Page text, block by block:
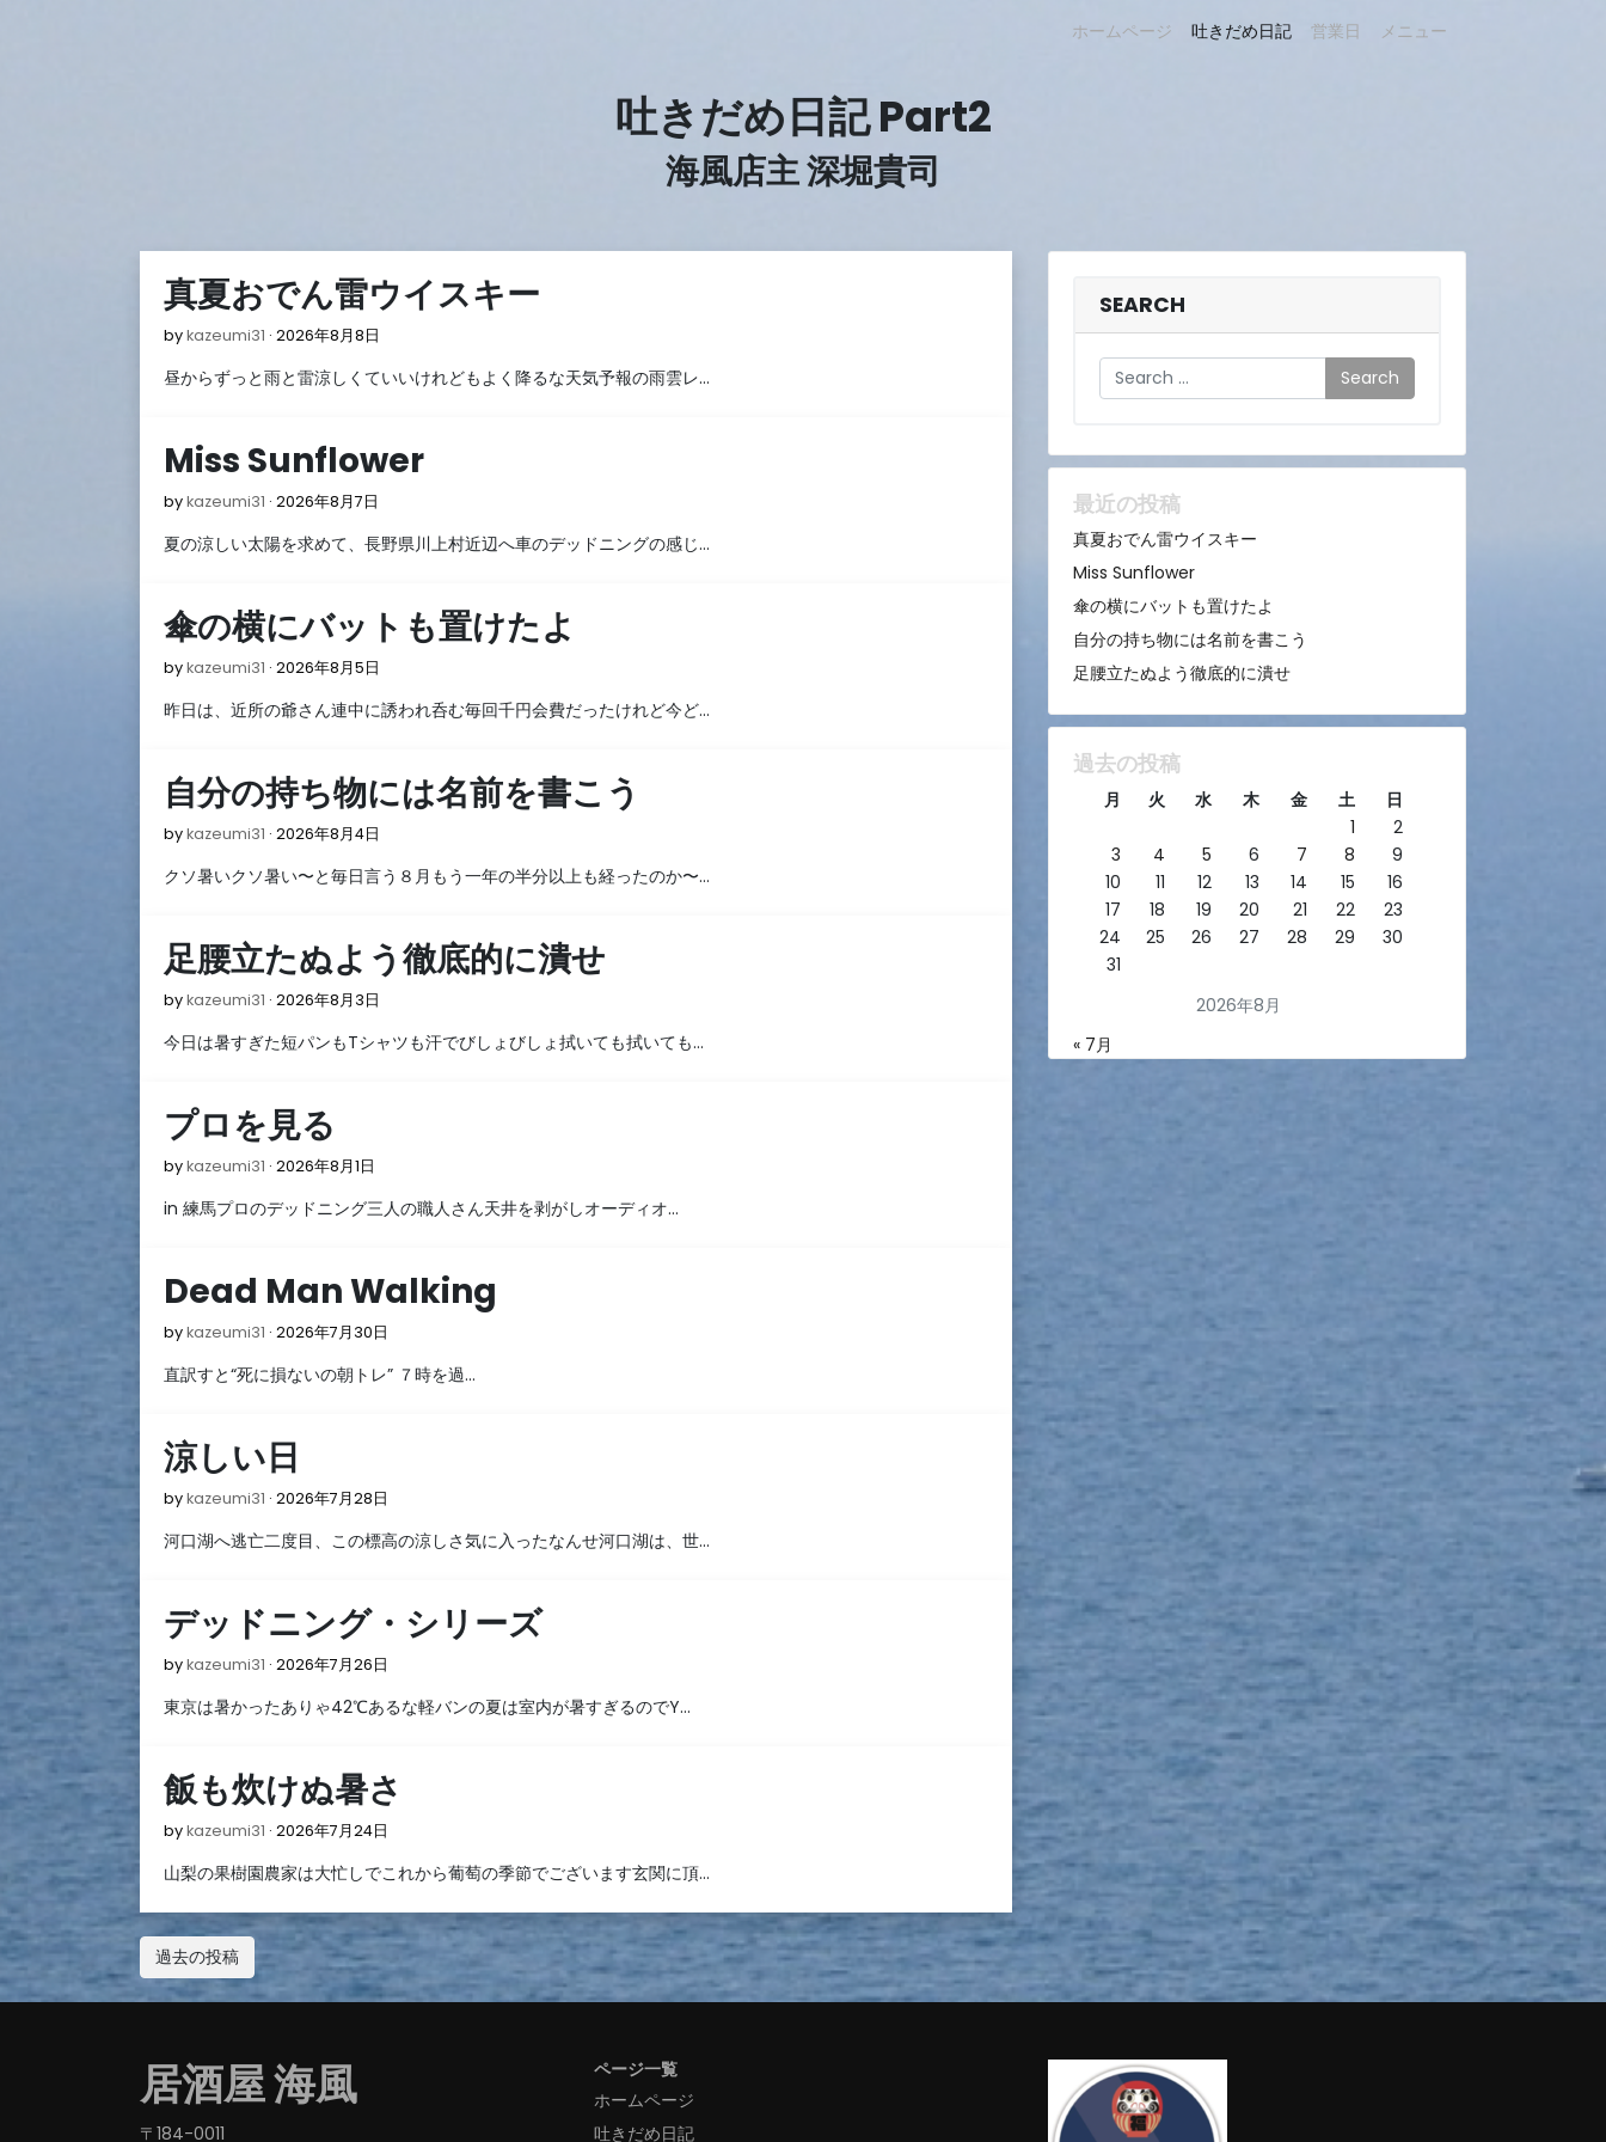
ホームページ 吐きだめ日記 営業日 メニュー
吐きだめ日記 Part2
海風店主 深堀貴司
ブ
ロ
グ
真夏おでん雷ウイスキー
bykazeumi31 2026年8月8日
8
昼からずっと雨と雷涼しくていいけれどもよく降るな天気予報の雨雲レ…
Miss Sunflower
bykazeumi31 2026年8月7日
8
日
夏の涼しい太陽を求めて、長野県川上村近辺へ車のデッドニングの感じ…
傘の横にバットも置けたよ
bykazeumi31 2026年8月5日
8
日
昨日は、近所の爺さん連中に誘われ呑む毎回千円会費だったけれど今ど…
自分の持ち物には名前を書こう
bykazeumi31 2026年8月4日
8
日
クソ暑いクソ暑い〜と毎日言う８月もう一年の半分以上も経ったのか〜…
足腰立たぬよう徹底的に潰せ
bykazeumi31 2026年8月3日
8
今日は暑すぎた短パンもTシャツも汗でびしょびしょ拭いても拭いても…
プロを見る
bykazeumi31 2026年8月1日
8
日
in 練馬プロのデッドニング三人の職人さん天井を剥がしオーディオ…
Dead Man Walking
bykazeumi31 2026年7月30日
7
直訳すと“死に損ないの朝トレ” ７時を過…
涼しい日
bykazeumi31 2026年7月28日
7
河口湖へ逃亡二度目、この標高の涼しさ気に入ったなんせ河口湖は、世…
デッドニング・シリーズ
bykazeumi31 2026年7月26日
7
日
東京は暑かったありゃ42℃あるな軽バンの夏は室内が暑すぎるのでY…
飯も炊けぬ暑さ
bykazeumi31 2026年7月24日
7
日
山梨の果樹園農家は大忙しでこれから葡萄の季節でございます玄関に頂…
投
稿
ビ
ゲ
過去の投稿
SEARCH
Search
最近の投稿
真夏おでん雷ウイスキー
Miss Sunflower
傘の横にバットも置けたよ
自分の持ち物には名前を書こう
足腰立たぬよう徹底的に潰せ
過去の投稿
2026年8月
月 火 水 木 金 土
日
1
2
3
4 5 6 7 8
9
10
11 12 13 14 15
16
17
18 19 20 21 22
23
24
25 26 27 28 29
30
31
« 7月
居酒屋 海風
〒184-0011
ページ一覧
ホームページ
吐きだめ日記